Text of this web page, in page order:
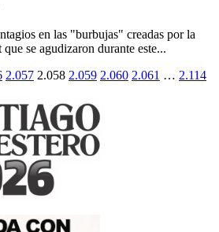
en las "burbujas" creadas por la
se agudizaron durante este...
2.057 2.058 2.059 2.060 2.061 … 2.114